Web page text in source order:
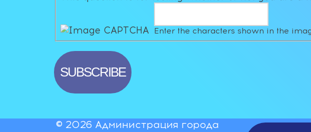
Enter the characters shown in the
© 2026 Администрация города